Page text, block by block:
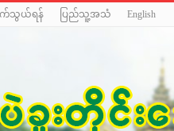
သွယ်ရန် ပြည်သူ့အသံ English